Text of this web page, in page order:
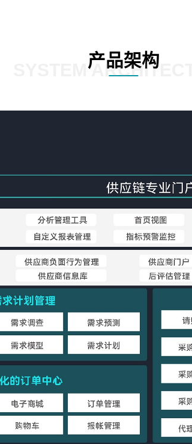
产品架构
SYSTEM